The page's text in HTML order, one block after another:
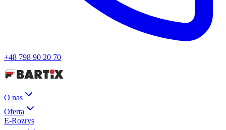
+48 798 90 20 70
O nas
Oferta
E-Rozrys